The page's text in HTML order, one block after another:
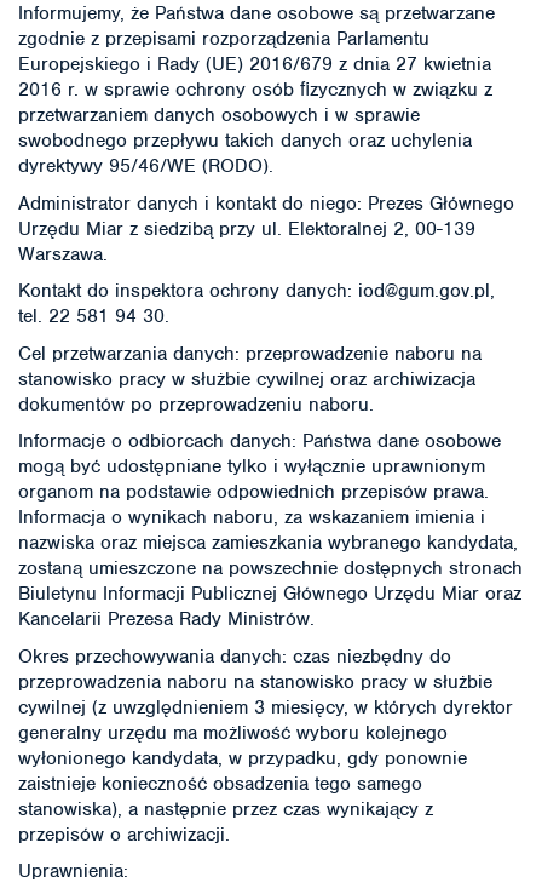
Informujemy, że Państwa dane osobowe są przetwarzane
zgodnie z przepisami rozporządzenia Parlamentu
Europejskiego i Rady (UE) 2016/679 z dnia 27 kwietnia
2016 r. w sprawie ochrony osób ﬁzycznych w związku z
przetwarzaniem danych osobowych i w sprawie
swobodnego przepływu takich danych oraz uchylenia
dyrektywy 95/46/WE (RODO).
Administrator danych i kontakt do niego: Prezes Głównego
Urzędu Miar z siedzibą przy ul. Elektoralnej 2, 00-139
Warszawa.
Kontakt do inspektora ochrony danych: iod@gum.gov.pl,
tel. 22 581 94 30.
Cel przetwarzania danych: przeprowadzenie naboru na
stanowisko pracy w służbie cywilnej oraz archiwizacja
dokumentów po przeprowadzeniu naboru.
Informacje o odbiorcach danych: Państwa dane osobowe
mogą być udostępniane tylko i wyłącznie uprawnionym
organom na podstawie odpowiednich przepisów prawa.
Informacja o wynikach naboru, za wskazaniem imienia i
nazwiska oraz miejsca zamieszkania wybranego kandydata,
zostaną umieszczone na powszechnie dostępnych stronach
Biuletynu Informacji Publicznej Głównego Urzędu Miar oraz
Kancelarii Prezesa Rady Ministrów.
Okres przechowywania danych: czas niezbędny do
przeprowadzenia naboru na stanowisko pracy w służbie
cywilnej (z uwzględnieniem 3 miesięcy, w których dyrektor
generalny urzędu ma możliwość wyboru kolejnego
wyłonionego kandydata, w przypadku, gdy ponownie
zaistnieje konieczność obsadzenia tego samego
stanowiska), a następnie przez czas wynikający z
przepisów o archiwizacji.
Uprawnienia: